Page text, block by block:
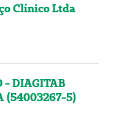
Clínico Ltda
- DIAGITAB
(54003267-5)